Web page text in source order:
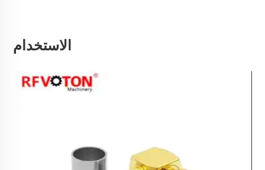
الاستخدام